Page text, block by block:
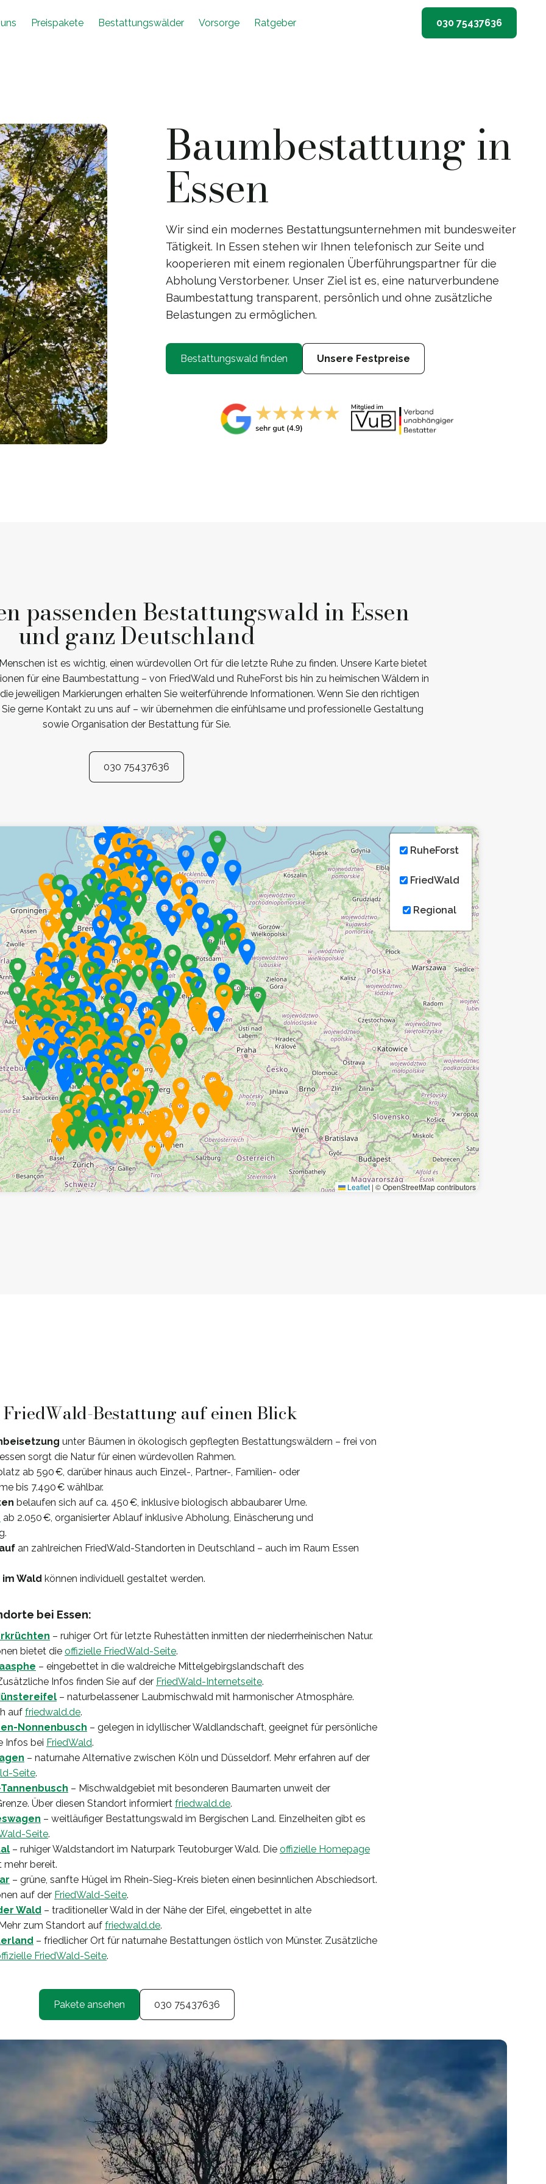
Preispakete Bestattungswälder Vorsorge Ratgeber 030 75437636
Baumbestattung in
Essen
Wir sind ein modernes Bestattungsunternehmen mit bundesweiter
Tätigkeit. In Essen stehen wir Ihnen telefonisch zur Seite und
kooperieren mit einem regionalen Überführungspartner für die
Abholung Verstorbener. Unser Ziel ist es, eine naturverbundene
Baumbestattung transparent, persönlich und ohne zusätzliche
Belastungen zu ermöglichen.
Bestattungswald finden Unsere Festpreise
passenden Bestattungswald in Essen
und ganz Deutschland
ist es wichtig, einen würdevollen Ort für die letzte Ruhe zu finden. Unsere Karte bietet
für eine Baumbestattung – von FriedWald und RuheForst bis hin zu heimischen Wäldern in
jeweiligen Markierungen erhalten Sie weiterführende Informationen. Wenn Sie den richtigen
gerne Kontakt zu uns auf – wir übernehmen die einfühlsame und professionelle Gestaltung
sowie Organisation der Bestattung für Sie.
030 75437636
RuheForst
FriedWald
Regional
Leaflet | © OpenStreetMap contributors
Bestattung auf einen Blick
unter Bäumen in ökologisch gepflegten Bestattungswäldern – frei von
sorgt die Natur für einen würdevollen Rahmen.
ab 590 €, darüber hinaus auch Einzel-, Partner-, Familien- oder
bis 7.490 € wählbar.
belaufen sich auf ca. 450 €, inklusive biologisch abbaubarer Urne.
ab 2.050 €, organisierter Ablauf inklusive Abholung, Einäscherung und
an zahlreichen FriedWald-Standorten in Deutschland – auch im Raum Essen
Wald können individuell gestaltet werden.
bei Essen:
– ruhiger Ort für letzte Ruhestätten inmitten der niederrheinischen Natur.
bietet die offizielle FriedWald-Seite.
– eingebettet in die waldreiche Mittelgebirgslandschaft des
Infos finden Sie auf der FriedWald-Internetseite.
– naturbelassener Laubmischwald mit harmonischer Atmosphäre.
auf friedwald.de.
Nonnenbusch – gelegen in idyllischer Waldlandschaft, geeignet für persönliche
Infos bei FriedWald.
– naturnahe Alternative zwischen Köln und Düsseldorf. Mehr erfahren auf der
Seite.
– Mischwaldgebiet mit besonderen Baumarten unweit der
Über diesen Standort informiert friedwald.de.
– weitläufiger Bestattungswald im Bergischen Land. Einzelheiten gibt es
Seite.
– ruhiger Waldstandort im Naturpark Teutoburger Wald. Die offizielle Homepage
bereit.
– grüne, sanfte Hügel im Rhein-Sieg-Kreis bieten einen besinnlichen Abschiedsort.
auf der FriedWald-Seite.
Wald – traditioneller Wald in der Nähe der Eifel, eingebettet in alte
zum Standort auf friedwald.de.
– friedlicher Ort für naturnahe Bestattungen östlich von Münster. Zusätzliche
FriedWald-Seite.
Pakete ansehen 030 75437636